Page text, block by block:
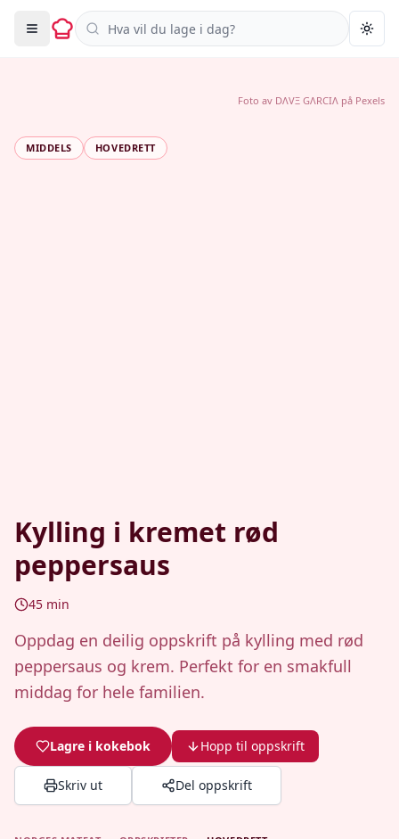
Søk i oppskrifter
MIDDELS HOVEDRETT
Kylling i kremet rød
peppersaus
45 min
Oppdag en deilig oppskrift på kylling med rød
peppersaus og krem. Perfekt for en smakfull
middag for hele familien.
Lagre i kokebok Hopp til oppskrift
Skriv ut Del oppskrift
Foto av DΛVΞ GΛRCIΛ på Pexels